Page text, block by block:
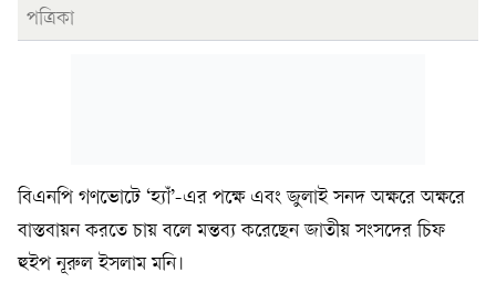
পত্রিকা
বিএনপি গণভোটে ‘হ্যাঁ’-এর পক্ষে এবং জুলাই সনদ অক্ষরে অক্ষরে
বাস্তবায়ন করতে চায় বলে মন্তব্য করেছেন জাতীয় সংসদের চিফ
হুইপ নূরুল ইসলাম মনি।